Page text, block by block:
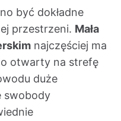
być dokładne
przestrzeni. Mała
najczęściej ma
otwarty na strefę
duże
swobody